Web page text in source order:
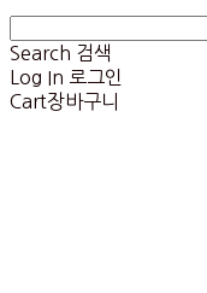
Search 검색
Log In 로그인
Cart장바구니